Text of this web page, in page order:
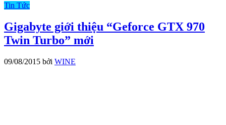
Tin Tức
Gigabyte giới thiệu “Geforce GTX 970
Twin Turbo” mới
09/08/2015 bởi WINE